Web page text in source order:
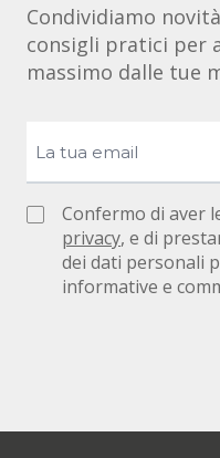
Condividiamo
consigli pratici per
massimo dalle tue
Confermo di aver
privacy, e di
dei dati personali
informative e